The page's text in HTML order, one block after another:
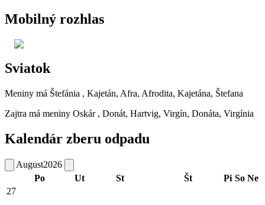
Mobilný rozhlas
Sviatok
Meniny má Štefánia , Kajetán, Afra, Afrodita, Kajetána, Štefana
Zajtra má meniny Oskár , Donát, Hartvig, Virgín, Donáta, Virgínia
Kalendár zberu odpadu
August2026
Po
Ut St Št Pi So Ne
27